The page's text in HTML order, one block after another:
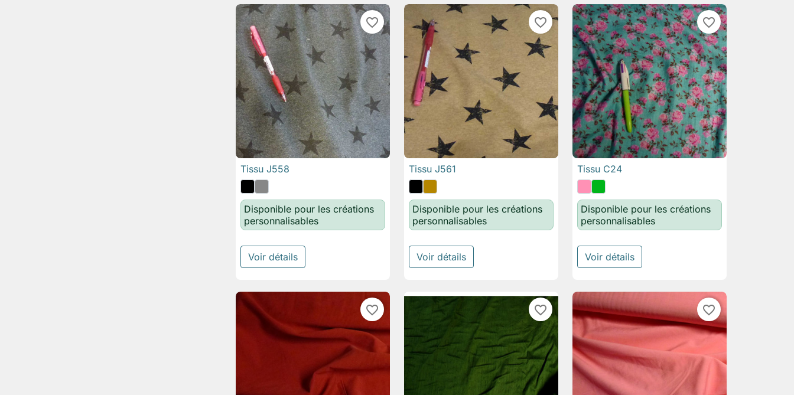
favorite_border
 Aperçu rapide
Tissu J558
Disponible pour les créations
personnalisables
Voir détails
favorite_border

Tissu J561
Disponible pour les créations
personnalisables
Voir détails
favorite_border

Tissu C24
Disponible pour les créations
personnalisables
Voir détails
favorite_border favorite_border favorite_border